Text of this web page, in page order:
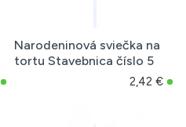
Narodeninová sviečka na
tortu Stavebnica číslo 5
2,42 €